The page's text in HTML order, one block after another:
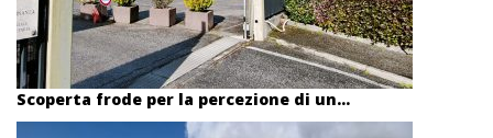
Scoperta frode per la percezione di un...